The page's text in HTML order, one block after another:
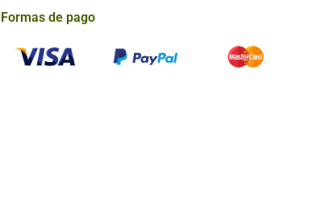
Formas de pago